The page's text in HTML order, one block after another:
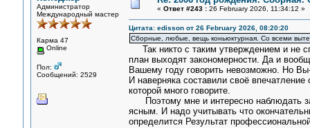
Администратор
Международный мастер
Карма 47
Online
Пол:
Сообщений: 2529
« Ответ #243 :26 February 2026, 11:34:12 »
Цитата: edisson от 26 February 2026, 08:20:20
Сборные, любые, вещь коньюктурная. Со всеми
Так никто с таким утверждением и не
план выходят закономерности. Да и
Вашему году говорить невозможно. Но
И наверняка составили своё
которой много говорите.
Поэтому мне и интересно наблюдать
ясным. И надо учитывать что
определится Результат